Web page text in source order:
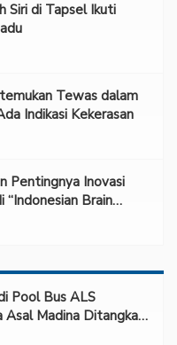
Siri di Tapsel Ikuti
Tewas dalam
Indikasi Kekerasan
Pentingnya Inovasi
“Indonesian Brain
Jakarta”
Pool Bus ALS
Asal Madina Ditangkap